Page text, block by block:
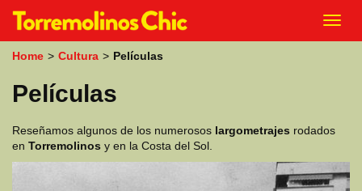
p
Home > Cultura > Películas
Películas
Reseñamos algunos de los numerosos largometrajes rodados
en Torremolinos y en la Costa del Sol.